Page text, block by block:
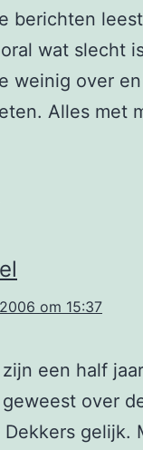
berichten
wat slecht
weinig over
Alles met
om 15:37
zijn een half
over
Dekkers gelijk.